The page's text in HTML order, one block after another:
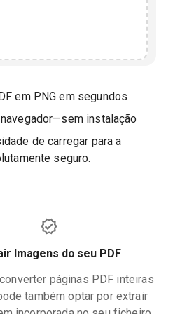
em PNG em segundos
instalação
de carregar para a
seguro.
Imagens do seu PDF
páginas PDF inteiras
também optar por extrair